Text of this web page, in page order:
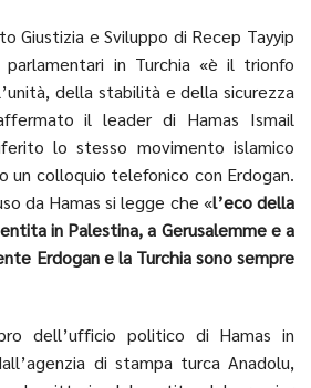
Giustizia e Sviluppo di Recep Tayyip
parlamentari in Turchia «è il trionfo
della stabilità e della sicurezza
il leader di Hamas Ismail
lo stesso movimento islamico
un colloquio telefonico con Erdogan.
da Hamas si legge che «l’eco della
in Palestina, a Gerusalemme e a
Erdogan e la Turchia sono sempre
dell’ufficio politico di Hamas in
di stampa turca Anadolu,